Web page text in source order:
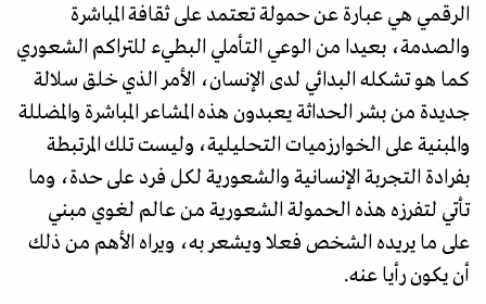
الرقمي هي عبارة عن حمولة تعتمد على ثقافة المباشرة
والصدمة، بعيدا من الوعي التأملي البطيء للتراكم الشعوري
كما هو تشكله البدائي لدى الإنسان، الأمر الذي خلق سلالة
جديدة من بشر الحداثة يعبدون هذه المشاعر المباشرة والمضللة
والمبنية على الخوارزميات التحليلية، وليست تلك المرتبطة
بفرادة التجربة الإنسانية والشعورية لكل فرد على حدة، وما
تأتي لتفرزه هذه الحمولة الشعورية من عالم لغوي مبني
على ما يريده الشخص فعلا ويشعر به، ويراه الأهم من ذلك
أن يكون رأيا عنه.